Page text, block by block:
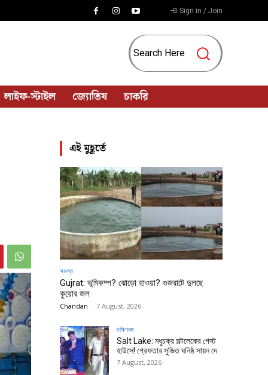
Sign in / Join
Search Here
লাইফ-স্টাইল জ্যোতিষ চাকরি
এই মুহূর্তে
সমস্ত
Gujrat: ভূমিকম্প? ঝোড়ো হাওয়া? গুজরাটে দুলছে
কুয়োর জল
Chandan - 7 August, 2026
দক্ষিণবঙ্গ
Salt Lake: মধুচক্র সল্টলেকের গেস্ট
হাউসে! গ্রেফতার সুজিত ঘনিষ্ঠ সায়ন দে
7 August, 2026